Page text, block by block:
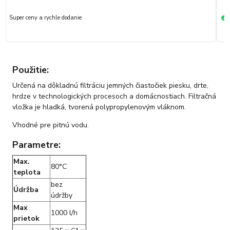
Super ceny a rychle dodanie +
Použitie:
Určená na dôkladnú filtráciu jemných čiastočiek piesku, drte,
hrdze v technologických procesoch a domácnostiach. Filtračná
vložka je hladká, tvorená polypropylenovým vláknom.
Vhodné pre pitnú vodu.
Parametre:
Max.
teplota
80°C
Údržba
bez
údržby
Max
prietok
1000 l/h